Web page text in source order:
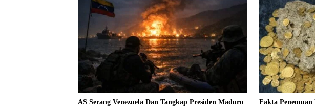
AS Serang Venezuela Dan Tangkap Presiden Maduro Fakta